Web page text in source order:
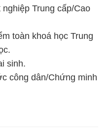
Trung cấp/Cao
toàn khoá học Trung
sinh.
công dân/Chứng minh